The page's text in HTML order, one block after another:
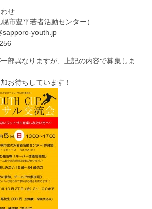
せ
市豊平若者活動センター）
youth.jp
部異なりますが、上記の内容で募集しま
お待ちしています！